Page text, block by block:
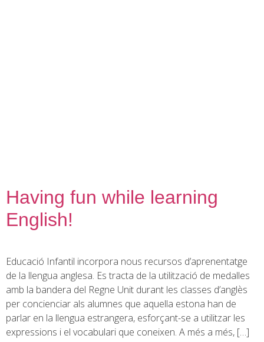
Having fun while learning
English!
Educació Infantil incorpora nous recursos d’aprenentatge
de la llengua anglesa. Es tracta de la utilització de medalles
amb la bandera del Regne Unit durant les classes d’anglès
per concienciar als alumnes que aquella estona han de
parlar en la llengua estrangera, esforçant-se a utilitzar les
expressions i el vocabulari que coneixen. A més a més, […]